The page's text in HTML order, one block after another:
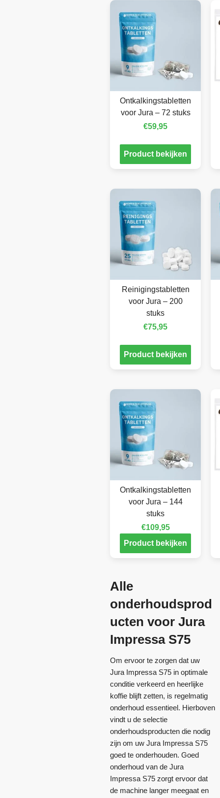
Ontkalkingstabletten
voor Jura – 72 stuks
€59,95
Product bekijken
Reinigingstabletten
voor Jura – 200
stuks
€75,95
Product bekijken
Ontkalkingstabletten
voor Jura – 144
stuks
€109,95
Product bekijken
Alle
onderhoudsprod
ucten voor Jura
Impressa S75
Om ervoor te zorgen dat uw
Jura Impressa S75 in optimale
conditie verkeerd en heerlijke
koffie blijft zetten, is regelmatig
onderhoud essentieel. Hierboven
vindt u de selectie
onderhoudsproducten die nodig
zijn om uw Jura Impressa S75
goed te onderhouden. Goed
onderhoud van de Jura
Impressa S75 zorgt ervoor dat
de machine langer meegaat en